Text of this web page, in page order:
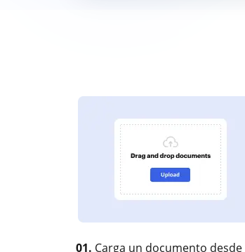
01. Carga un documento